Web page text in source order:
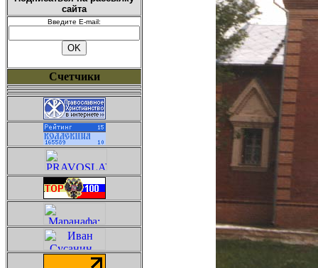
сайта
Введите E-mail:
Счетчики